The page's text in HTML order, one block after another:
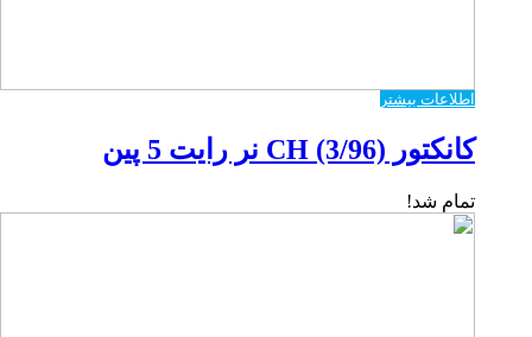
اطلاعات بیشتر
کانکتور CH (3/96) نر رایت 5 پین
تمام شد!